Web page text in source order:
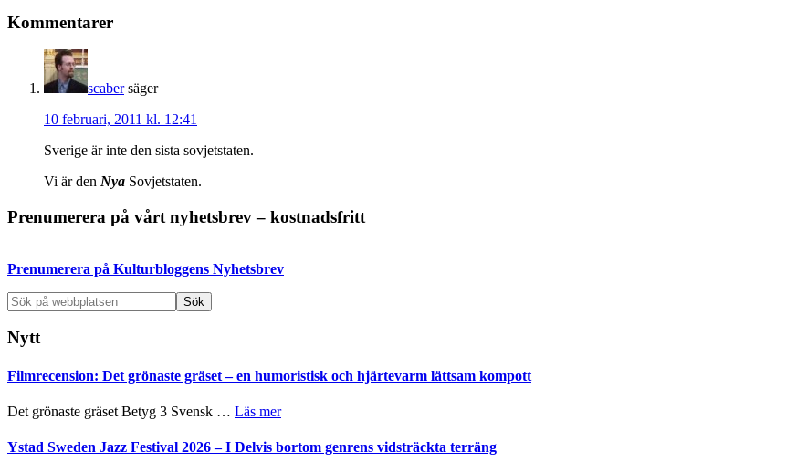
Läsarkommentarer
Kommentarer
scaber säger
10 februari, 2011 kl. 12:41
Sverige är inte den sista sovjetstaten.
Vi är den Nya Sovjetstaten.
Primärt
Prenumerera på vårt nyhetsbrev – kostnadsfritt
Prenumerera på Kulturbloggens Nyhetsbrev
Sök
på
webbplatsen
Nytt
Filmrecension: Det grönaste gräset – en humoristisk och hjärtevarm lättsam kompott
Det grönaste gräset Betyg 3 Svensk … Läs merom
Det
grönaste
Ystad Sweden Jazz Festival 2026 – I Delvis bortom genrens vidsträckta terräng